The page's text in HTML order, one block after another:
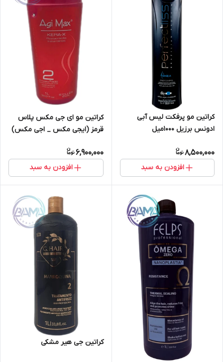
کراتین مو پرفکت لیس آبی
ادونس برزیل ۱۰۰۰میل
8,500,000
افزودن به سبد
کراتین مو ای جی مکس پلاس
قرمز (ایجی مکس _ اجی مکس)
6,900,000
افزودن به سبد
کراتین جی هیر مشکی